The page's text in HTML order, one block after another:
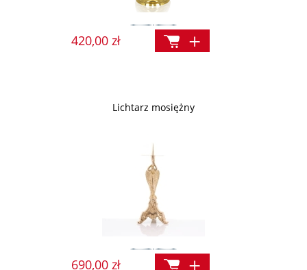
420,00 zł
Lichtarz mosiężny
690,00 zł